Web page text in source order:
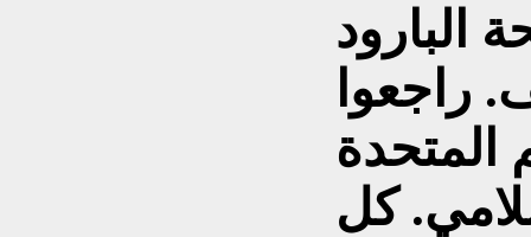
البارود
راجعوا
المتحدة
كل